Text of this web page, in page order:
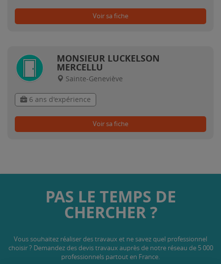
Voir sa fiche
MONSIEUR LUCKELSON
MERCELLU
Sainte-Geneviève
6 ans d'expérience
Voir sa fiche
PAS LE TEMPS DE
CHERCHER ?
Vous souhaitez réaliser des travaux et ne savez quel professionnel
choisir ? Demandez des devis travaux auprès de notre réseau de 5 000
professionnels partout en France.